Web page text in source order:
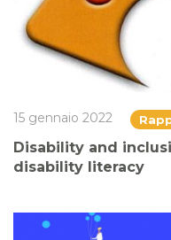
15 gennaio 2022
Disability and
disability literacy